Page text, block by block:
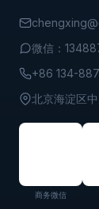
微信：
+86 134-
北京海淀区
商务微信